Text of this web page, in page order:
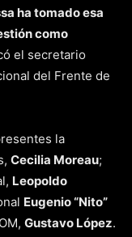
ha tomado esa
como
el secretario
del Frente de
la
Cecilia Moreau;
Leopoldo
Eugenio “Nito”
Gustavo López.